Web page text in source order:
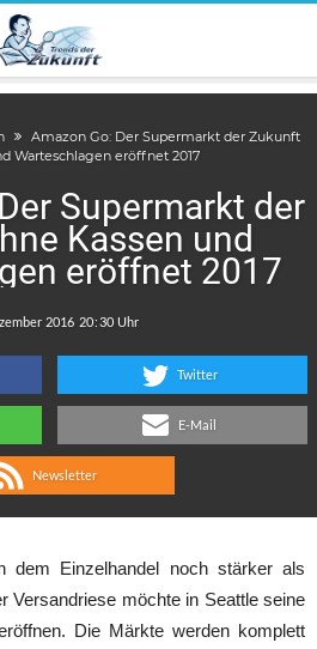
Amazon Go: Der Supermarkt der Zukunft
Warteschlagen eröffnet 2017
Supermarkt der
Kassen und
eröffnet 2017
:
Twitter
E-Mail
Newsletter
dem Einzelhandel noch stärker als
Versandriese möchte in Seattle seine
Die Märkte werden komplett